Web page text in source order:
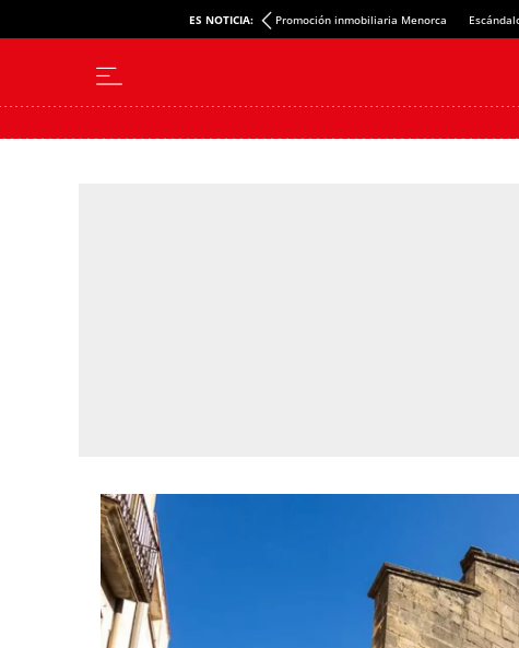
ES NOTICIA: Promoción inmobiliaria Menorca